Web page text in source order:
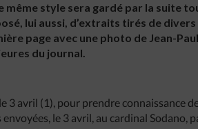
style sera gardé par la suite
lui aussi, d’extraits tirés de divers
page avec une photo de Jean-
du journal.
avril (1), pour prendre connaissance
le 3 avril, au cardinal Sodano,